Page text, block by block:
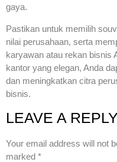
gaya.
Pastikan untuk memilih
nilai perusahaan, serta
karyawan atau rekan bisnis
kantor yang elegan, Anda
dan meningkatkan citra
bisnis.
LEAVE A REPLY
Your email address will not
marked *